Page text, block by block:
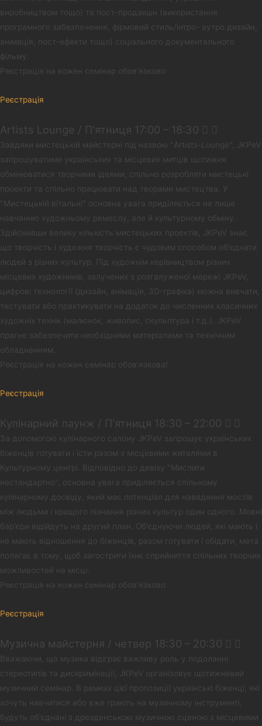
виробництвом тощо) та пост-продакшн (використання
програмного забезпечення, фірмовий стиль/інтро- аутро дизайн,
анімація, пост-ефекти тощо) соціального документального
фільму.
Реєстрація на кожен семінар обов’язково
Реєстрація
Artists Lounge / П'ятниця 17:00 – 18:30
Завдяки мистецькій майстерні під назвою "Artists-Lounge", JKPeV
запрошуватиме українських та місцевих митців щотижня
обмінюватися творчими ідеями, спільно розробляти мистецькі
проекти та спільно працювати над творами мистецтва. У
"Мистецькій вітальні" основна увага приділяється не лише
навчанню художньому ремеслу, але й культурному обміну.
Здійснивши велику кількість мистецьких проектів, JKPeV знає,
що творчість і художня творчість є чудовим способом об'єднати
людей з різних культур. Під художнім керівництвом різних
місцевих художників, залучених з розгалуженої мережі JKPeV,
цифрові технології (дизайн, анімація, 3D-графіка) можна вивчати,
тестувати або практикувати на додаток до численних класичних
художніх технік (малюнок, живопис, скульптура і т.д.). JKPeV
прагне забезпечити необхідними матеріалами та технічним
обладнанням.
Реєстрація на кожен семінар обов’язкова!
Реєстрація
Кулінарний лаунж / П'ятниця 18:30 – 22:00
За допомогою кулінарного салону JKPeV запрошує українських
біженців готувати і їсти разом з місцевими жителями в
Культурному центрі. Відповідно до девізу "Мислити
нестандартно", основна увага приділяється спільному
кулінарному досвіду, який має потенціал для наведення мостів
між людьми і кращого пізнання різних культур один одного. Мовні
бар'єри відійдуть на другий план. Об'єднуючи людей, які мають і
не мають відношення до біженців, разом готувати і обідати, мета
полягає в тому, щоб загострити їхнє сприйняття спільних творчих
можливостей на місці.
Реєстрація на кожен семінар обов’язково
Реєстрація
Музична майстерня / четвер 18:30 – 20:30​
Вважаючи, що музика відіграє важливу роль у подоланні
стереотипів та дискримінації, JKPeV організовує щотижневий
музичний семінар. В рамках цієї пропозиції українські біженці, які
хочуть навчитися або вже грають на музичному інструменті,
будуть об'єднані з дрезденською музичною сценою з місцевими